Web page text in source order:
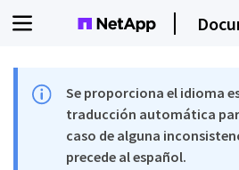
Se proporciona el idioma
traducción automática
caso de alguna
precede al español.